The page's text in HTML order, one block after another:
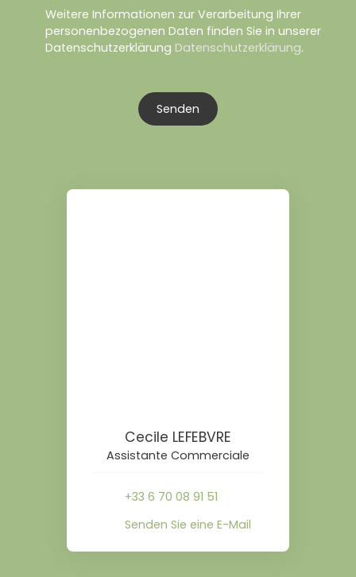
Weitere Informationen zur Verarbeitung Ihrer
personenbezogenen Daten finden Sie in unserer
Datenschutzerklärung Datenschutzerklärung.
Senden
Cecile LEFEBVRE
Assistante Commerciale
+33 6 70 08 91 51
Senden Sie eine E-Mail